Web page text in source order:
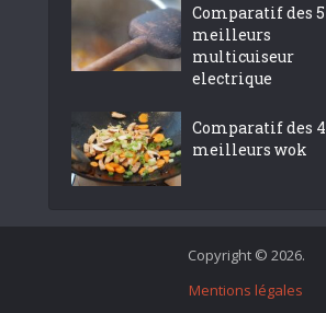
Comparatif des 5
meilleurs
multicuiseur
electrique
Comparatif des 4
meilleurs wok
Copyright © 2026.
Mentions légales